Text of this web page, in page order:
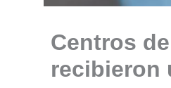
Centros
recibieron